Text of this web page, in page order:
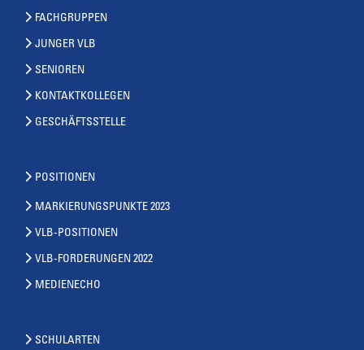
FACHGRUPPEN
JUNGER VLB
SENIOREN
KONTAKTKOLLEGEN
GESCHÄFTSSTELLE
POSITIONEN
MARKIERUNGSPUNKTE 2023
VLB-POSITIONEN
VLB-FORDERUNGEN 2022
MEDIENECHO
SCHULARTEN